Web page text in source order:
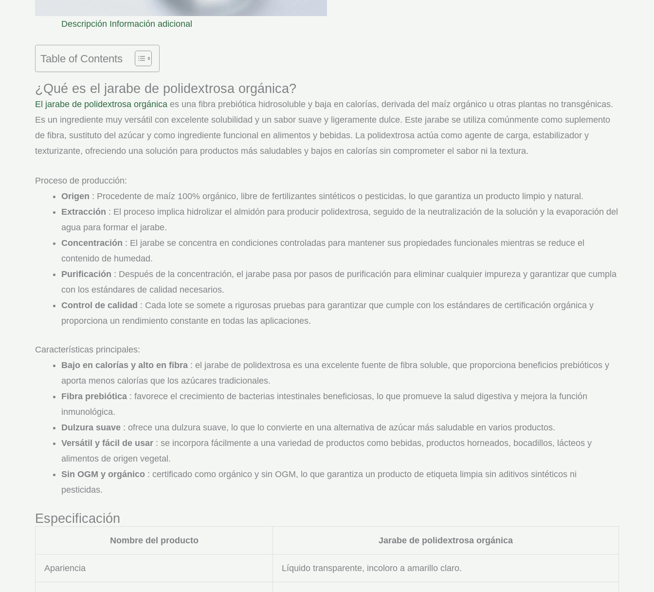
Descripción Información adicional
Table of Contents
¿Qué es el jarabe de polidextrosa orgánica?
El jarabe de polidextrosa orgánica es una fibra prebiótica hidrosoluble y baja en calorías, derivada del maíz orgánico u otras plantas no transgénicas.
Es un ingrediente muy versátil con excelente solubilidad y un sabor suave y ligeramente dulce. Este jarabe se utiliza comúnmente como suplemento
de fibra, sustituto del azúcar y como ingrediente funcional en alimentos y bebidas. La polidextrosa actúa como agente de carga, estabilizador y
texturizante, ofreciendo una solución para productos más saludables y bajos en calorías sin comprometer el sabor ni la textura.
Proceso de producción:
Origen : Procedente de maíz 100% orgánico, libre de fertilizantes sintéticos o pesticidas, lo que garantiza un producto limpio y natural.
Extracción : El proceso implica hidrolizar el almidón para producir polidextrosa, seguido de la neutralización de la solución y la evaporación del
agua para formar el jarabe.
Concentración : El jarabe se concentra en condiciones controladas para mantener sus propiedades funcionales mientras se reduce el
contenido de humedad.
Purificación : Después de la concentración, el jarabe pasa por pasos de purificación para eliminar cualquier impureza y garantizar que cumpla
con los estándares de calidad necesarios.
Control de calidad : Cada lote se somete a rigurosas pruebas para garantizar que cumple con los estándares de certificación orgánica y
proporciona un rendimiento constante en todas las aplicaciones.
Características principales:
Bajo en calorías y alto en fibra : el jarabe de polidextrosa es una excelente fuente de fibra soluble, que proporciona beneficios prebióticos y
aporta menos calorías que los azúcares tradicionales.
Fibra prebiótica : favorece el crecimiento de bacterias intestinales beneficiosas, lo que promueve la salud digestiva y mejora la función
inmunológica.
Dulzura suave : ofrece una dulzura suave, lo que lo convierte en una alternativa de azúcar más saludable en varios productos.
Versátil y fácil de usar : se incorpora fácilmente a una variedad de productos como bebidas, productos horneados, bocadillos, lácteos y
alimentos de origen vegetal.
Sin OGM y orgánico : certificado como orgánico y sin OGM, lo que garantiza un producto de etiqueta limpia sin aditivos sintéticos ni
pesticidas.
Especificación
Nombre del producto Jarabe de polidextrosa orgánica
Apariencia Líquido transparente, incoloro a amarillo claro.